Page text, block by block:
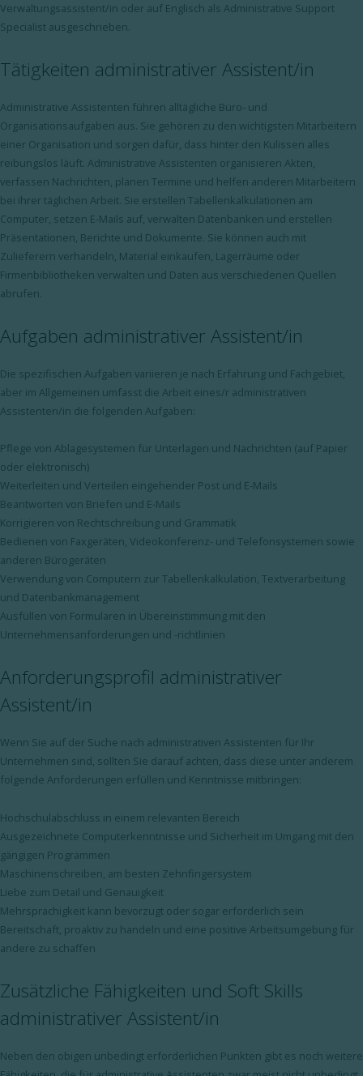
Verwaltungsassistent/in oder auf Englisch als Administrative Support
Specialist ausgeschrieben.
Tätigkeiten administrativer Assistent/in
Administrative Assistenten führen alltägliche Büro- und
Organisationsaufgaben aus. Sie gehören zu den wichtigsten Mitarbeitern
einer Organisation und sorgen dafür, dass hinter den Kulissen alles
reibungslos läuft. Administrative Assistenten organisieren Akten,
verfassen Nachrichten, planen Termine und helfen anderen Mitarbeitern
bei ihrer täglichen Arbeit. Sie erstellen Tabellenkalkulationen am
Computer, setzen E-Mails auf, verwalten Datenbanken und erstellen
Präsentationen, Berichte und Dokumente. Sie können auch mit
Zulieferern verhandeln, Material einkaufen, Lagerräume oder
Firmenbibliotheken verwalten und Daten aus verschiedenen Quellen
abrufen.
Aufgaben administrativer Assistent/in
Die spezifischen Aufgaben variieren je nach Erfahrung und Fachgebiet,
aber im Allgemeinen umfasst die Arbeit eines/r administrativen
Assistenten/in die folgenden Aufgaben:
Pflege von Ablagesystemen für Unterlagen und Nachrichten (auf Papier
oder elektronisch)
Weiterleiten und Verteilen eingehender Post und E-Mails
Beantworten von Briefen und E-Mails
Korrigieren von Rechtschreibung und Grammatik
Bedienen von Faxgeräten, Videokonferenz- und Telefonsystemen sowie
anderen Bürogeräten
Verwendung von Computern zur Tabellenkalkulation, Textverarbeitung
und Datenbankmanagement
Ausfüllen von Formularen in Übereinstimmung mit den
Unternehmensanforderungen und -richtlinien
Anforderungsprofil administrativer
Assistent/in
Wenn Sie auf der Suche nach administrativen Assistenten für Ihr
Unternehmen sind, sollten Sie darauf achten, dass diese unter anderem
folgende Anforderungen erfüllen und Kenntnisse mitbringen:
Hochschulabschluss in einem relevanten Bereich
Ausgezeichnete Computerkenntnisse und Sicherheit im Umgang mit den
gängigen Programmen
Maschinenschreiben, am besten Zehnfingersystem
Liebe zum Detail und Genauigkeit
Mehrsprachigkeit kann bevorzugt oder sogar erforderlich sein
Bereitschaft, proaktiv zu handeln und eine positive Arbeitsumgebung für
andere zu schaffen
Zusätzliche Fähigkeiten und Soft Skills
administrativer Assistent/in
Neben den obigen unbedingt erforderlichen Punkten gibt es noch weitere